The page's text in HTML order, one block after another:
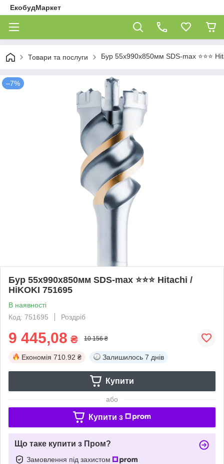
ЕкобудМаркет
Товари та послуги Бур 55х990х850мм SDS-max ⭐️⭐️⭐️
–7%
Бур 55х990х850мм SDS-max ⭐️⭐️⭐️ Hitachi /
HiKOKI 751695
В наявності
Код: 751695
Роздріб
9 445,08 ₴ 10 156 ₴
Економія 710.92 ₴ Залишилось 7 днів
Купити
або
Купити з
Що таке купити з Пром?
Замовлення під захистом